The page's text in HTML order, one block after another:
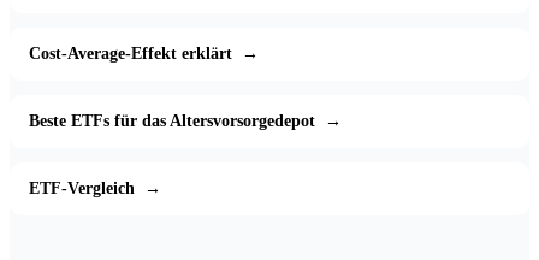
Cost-Average-Effekt erklärt →
Beste ETFs für das Altersvorsorgedepot →
ETF-Vergleich →